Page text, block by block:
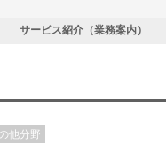
サービス紹介（業務案内）
他分野